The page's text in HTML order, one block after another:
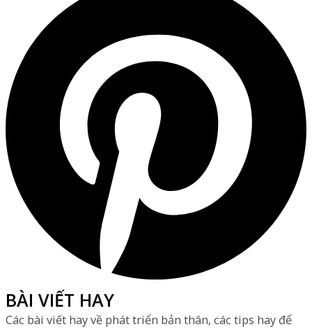
BÀI VIẾT HAY
Các bài viết hay về phát triển bản thân, các tips hay để